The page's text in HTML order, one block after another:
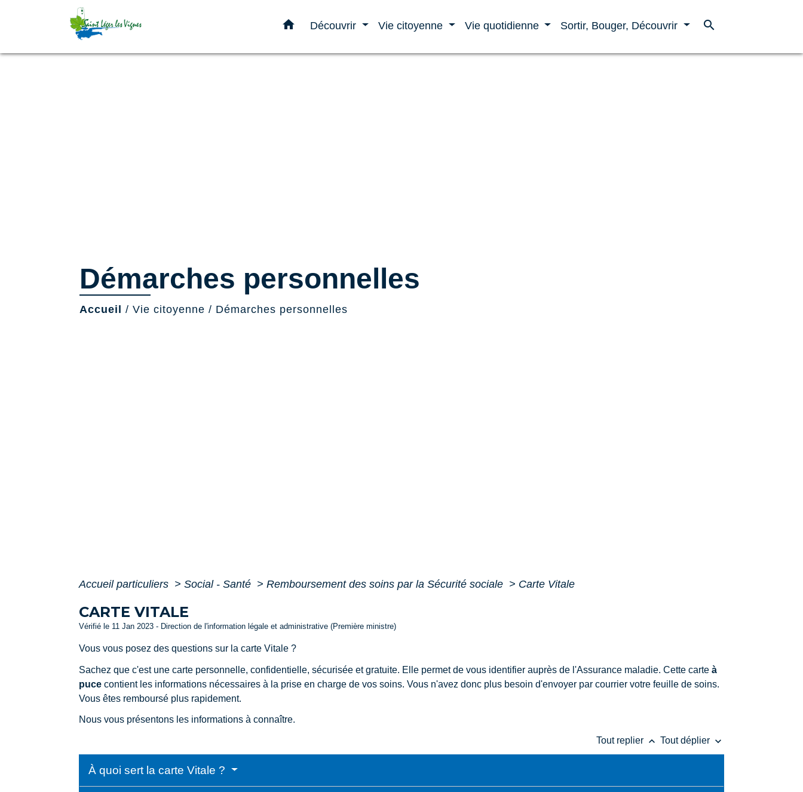
home Découvrir Vie citoyenne Vie quotidienne Sortir, Bouger, Découvrir search
Démarches personnelles
Accueil / Vie citoyenne / Démarches personnelles
Accueil particuliers > Social - Santé > Remboursement des soins par la Sécurité sociale > Carte Vitale
CARTE VITALE
Vérifié le 11 Jan 2023 - Direction de l'information légale et administrative (Première ministre)
Vous vous posez des questions sur la carte Vitale ?
Sachez que c'est une carte personnelle, confidentielle, sécurisée et gratuite. Elle permet de vous identifier auprès de l'Assurance maladie. Cette carte à
puce contient les informations nécessaires à la prise en charge de vos soins. Vous n'avez donc plus besoin d'envoyer par courrier votre feuille de soins.
Vous êtes remboursé plus rapidement.
Nous vous présentons les informations à connaître.
Tout replier keyboard_arrow_up Tout déplier keyboard_arrow_down
À quoi sert la carte Vitale ?